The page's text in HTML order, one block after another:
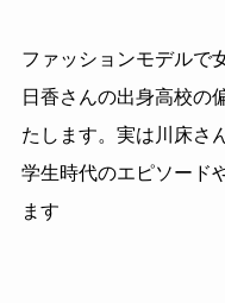
ファッションモデルで
日香さんの出身高校の
たします。実は川床さ
学生時代のエピソード
ます